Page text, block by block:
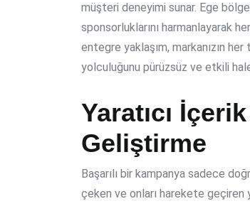
müşteri deneyimi sunar. Ege
sponsorluklarını harmanlayarak
entegre yaklaşım, markanızın
yolculuğunu pürüzsüz ve etkili
Yaratıcı
Geliştirme
Başarılı bir kampanya sadece
çeken ve onları harekete geçiren